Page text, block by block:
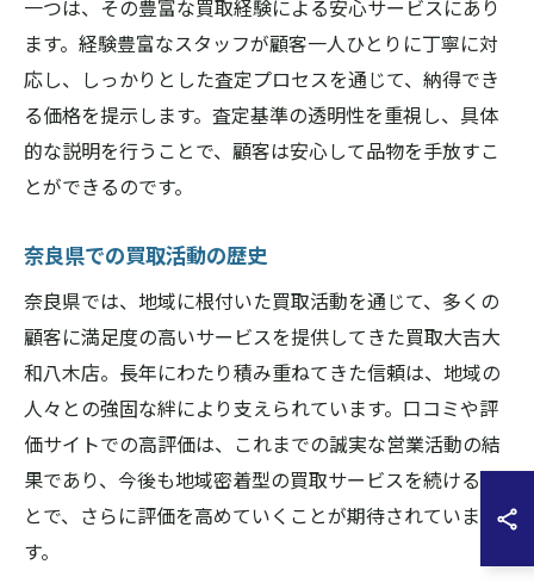
一つは、その豊富な買取経験による安心サービスにあり
ます。経験豊富なスタッフが顧客一人ひとりに丁寧に対
応し、しっかりとした査定プロセスを通じて、納得でき
る価格を提示します。査定基準の透明性を重視し、具体
的な説明を行うことで、顧客は安心して品物を手放すこ
とができるのです。
奈良県での買取活動の歴史
奈良県では、地域に根付いた買取活動を通じて、多くの
顧客に満足度の高いサービスを提供してきた買取大吉大
和八木店。長年にわたり積み重ねてきた信頼は、地域の
人々との強固な絆により支えられています。口コミや評
価サイトでの高評価は、これまでの誠実な営業活動の結
果であり、今後も地域密着型の買取サービスを続けるこ
とで、さらに評価を高めていくことが期待されていま
す。